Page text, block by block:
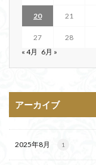
20 21
27 28
« 4月 6月 »
アーカイブ
2025年8月 1